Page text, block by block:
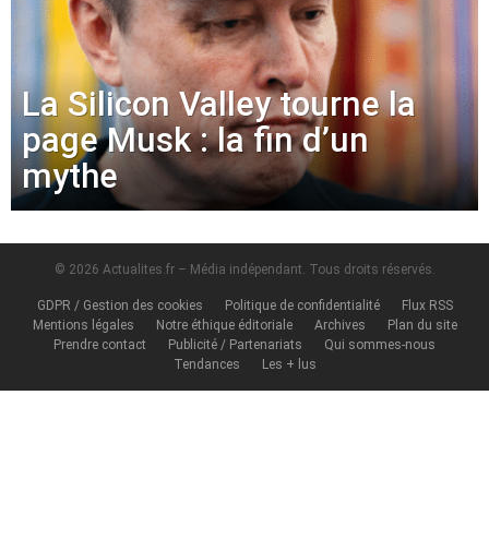
La Silicon Valley tourne la
page Musk : la fin d’un
mythe
© 2026 Actualites.fr – Média indépendant. Tous droits réservés.
GDPR / Gestion des cookies Politique de confidentialité
Flux RSS
Mentions légales
Notre éthique éditoriale Archives
Plan du site
Prendre contact
Publicité / Partenariats
Qui sommes-nous
Tendances
Les + lus